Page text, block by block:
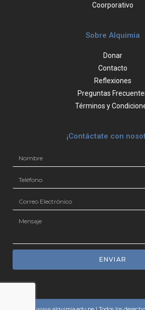
Coorporativo
Sobre Alquimia
Donar
Contacto
Reflexiones
Preguntas
Términos y
¡Contáctate con
ENVIAR